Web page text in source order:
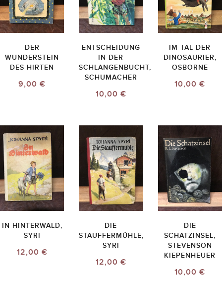
DER
WUNDERSTEIN
DES HIRTEN
9,00 €
ENTSCHEIDUNG
IN DER
SCHLANGENBUCHT,
SCHUMACHER
10,00 €
IM TAL DER
DINOSAURIER,
OSBORNE
10,00 €
IN HINTERWALD,
SYRI
12,00 €
DIE
STAUFFERMÜHLE,
SYRI
12,00 €
DIE
SCHATZINSEL,
STEVENSON
KIEPENHEUER
10,00 €